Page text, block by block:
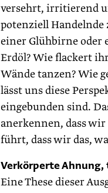
versehrt, irritierend
potenziell
einer Glühbirne oder
Erdöl? Wie flackert
Wände tanzen? Wie
lässt uns diese
eingebunden sind.
anerkennen, dass
führt, dass wir das,
Verkörperte
Eine These dieser